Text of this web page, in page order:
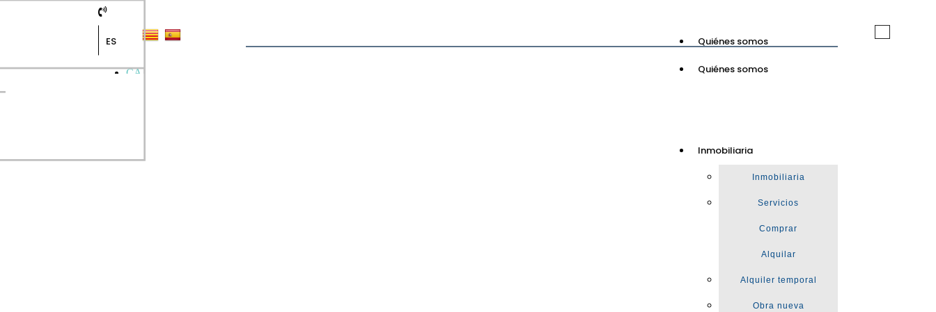
Toggle
Quiénes somos
Quiénes somos
Inmobiliaria
Inmobiliaria
Servicios
Comprar
Alquilar
Alquiler temporal
Obra nueva
ES
CA